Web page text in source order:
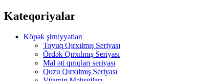
Kateqoriyalar
Köpək şirniyyatları
Toyuq Qırxılmış Seriyası
Ördək Qırxılmış Seriyası
Mal əti qırıqları seriyası
Quzu Qırxılmış Seriyası